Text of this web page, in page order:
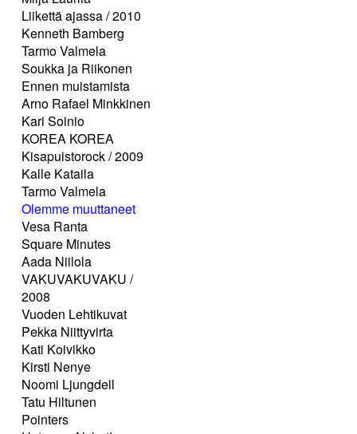
Liikettä ajassa / 2010
Kenneth Bamberg
Tarmo Valmela
Soukka ja Riikonen
Ennen muistamista
Arno Rafael Minkkinen
Kari Soinio
KOREA KOREA
Kisapuistorock / 2009
Kalle Kataila
Tarmo Valmela
Olemme muuttaneet
Vesa Ranta
Square Minutes
Aada Niilola
VAKUVAKUVAKU /
2008
Vuoden Lehtikuvat
Pekka Niittyvirta
Kati Koivikko
Kirsti Nenye
Noomi Ljungdell
Tatu Hiltunen
Pointers